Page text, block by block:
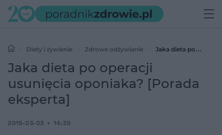
Diety i żywienie Zdrowe odżywianie
Jaka dieta po
operacji usunięcia oponiaka? [Porada eksperta]
Jaka dieta po operacji
usunięcia oponiaka? [Porada
eksperta]
2015-03-03 14:39